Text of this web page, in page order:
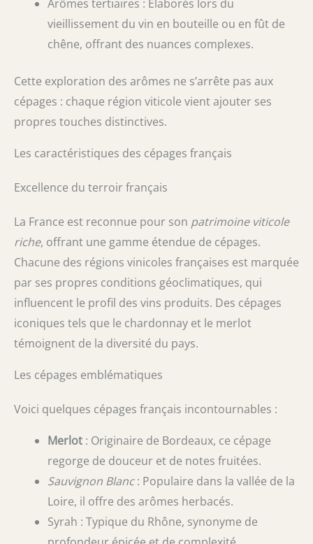
Arômes tertiaires : Élaborés lors du
vieillissement du vin en bouteille ou en fût de
chêne, offrant des nuances complexes.
Cette exploration des arômes ne s’arrête pas aux
cépages : chaque région viticole vient ajouter ses
propres touches distinctives.
Les caractéristiques des cépages français
Excellence du terroir français
La France est reconnue pour son patrimoine viticole
riche, offrant une gamme étendue de cépages.
Chacune des régions vinicoles françaises est marquée
par ses propres conditions géoclimatiques, qui
influencent le profil des vins produits. Des cépages
iconiques tels que le chardonnay et le merlot
témoignent de la diversité du pays.
Les cépages emblématiques
Voici quelques cépages français incontournables :
Merlot : Originaire de Bordeaux, ce cépage
regorge de douceur et de notes fruitées.
Sauvignon Blanc: Populaire dans la vallée de la
Loire, il offre des arômes herbacés.
Syrah : Typique du Rhône, synonyme de